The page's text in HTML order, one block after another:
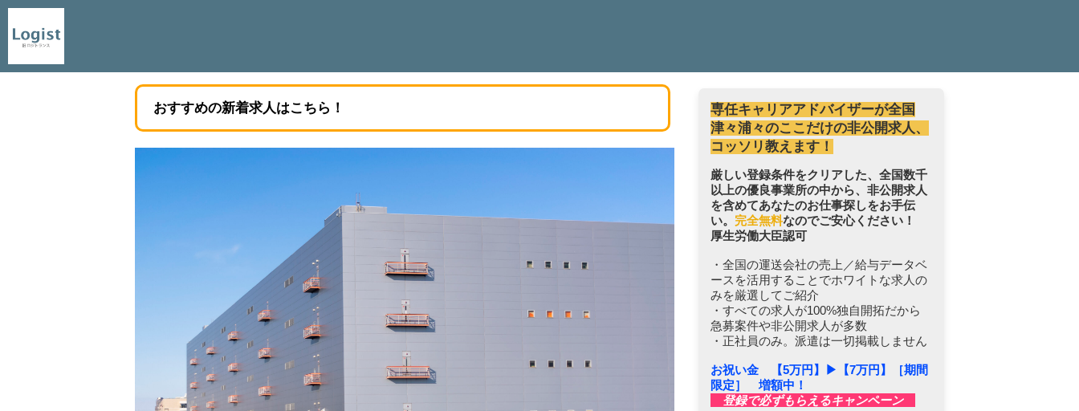
おすすめの新着求人はこちら！
専任キャリアアドバイザーが全国
津々浦々のここだけの非公開求人、
コッソリ教えます！
厳しい登録条件をクリアした、全国数千
以上の優良事業所の中から、非公開求人
を含めてあなたのお仕事探しをお手伝
い。 完全無料なのでご安心ください！
厚生労働大臣認可
・全国の運送会社の売上／給与データベ
ースを活用することでホワイトな求人の
みを厳選してご紹介
・すべての求人が100%独自開拓だから
急募案件や非公開求人が多数
・正社員のみ。派遣は一切掲載しません
お祝い金 【5万円】▶︎【7万円】［期間
限定］ 増額中！
登録で必ずもらえるキャンペーン